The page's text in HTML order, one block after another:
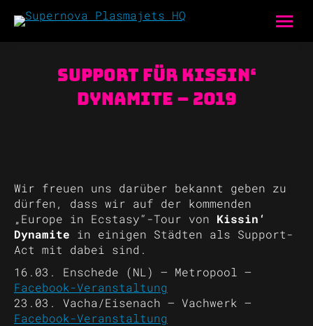
Support für Kissin‘
Dynamite – 2019
Wir freuen uns darüber bekannt geben zu
dürfen, dass wir auf der kommenden
„Europe in Ecstasy“-Tour von Kissin‘
Dynamite in einigen Städten als Support-
Act mit dabei sind.
16.03. Enschede (NL) – Metropool –
Facebook-Veranstaltung
23.03. Vacha/Eisenach – Vachwerk –
Facebook-Veranstaltung